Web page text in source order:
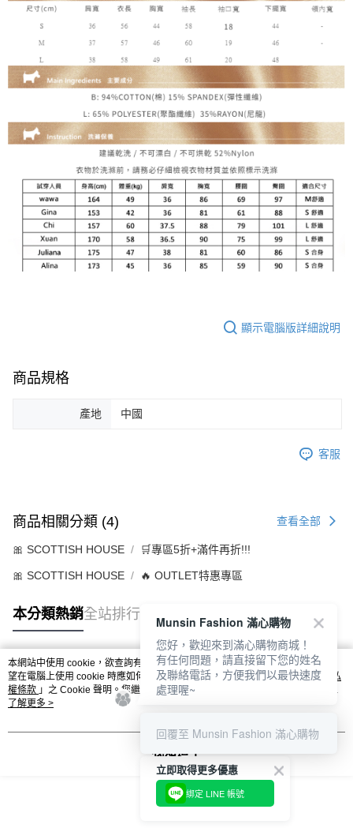
顯示電腦版詳細說明
商品規格
產地 中國
客服
商品相關分類 (4) 查看全部
🎀 SCOTTISH HOUSE 🛒專區5折+滿件再折!!!
🎀 SCOTTISH HOUSE 🔥 OUTLET特惠專區
本分類熱銷全站排行
熱門標籤
本網站中使用 cookie，欲查詢有關本網站使用 cookie 方式之詳情，及若您不希
望在電腦上使用 cookie 時應如何變更電腦的 cookie 設定，請參閱本網站「
隱私
權條款 」之 Cookie 聲明。您繼續使用本網站即表示您同意本公司得按本網站使
用條款之 Cookie 聲明使用 cookie。
了解更多 >
我知道了
立即取得更多優惠
綁定 LINE 帳號
Munsin Fashion 滿心購物
您好，歡迎來到滿心購物商城！
有任何問題，請直接留下您的姓名
及聯絡電話，方便我們以最快速度
處理喔~
回覆至 Munsin Fashion 滿心購物